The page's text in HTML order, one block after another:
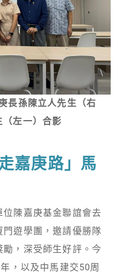
長孫陳立人先生（右
左一）合影
嘉庚路」馬
陳嘉庚基金聯誼會去
遊學團，邀請優勝隊
，深受師生好評。今
，以及中馬建交50周